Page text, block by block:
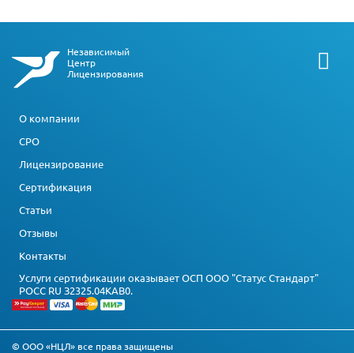
Независимый
Центр
Лицензирования
О компании
СРО
Лицензирование
Сертификация
Статьи
Отзывы
Контакты
Услуги сертификации оказывает ОСП ООО "Статус Стандарт"
РОСС RU З2325.04КАВ0.
© ООО «НЦЛ» все права защищены